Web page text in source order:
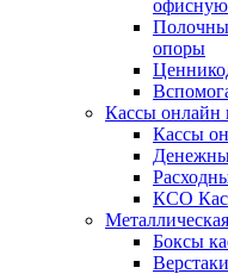
опоры
Кассы онлайн
Кассы
КСО
Боксы
Верстаки